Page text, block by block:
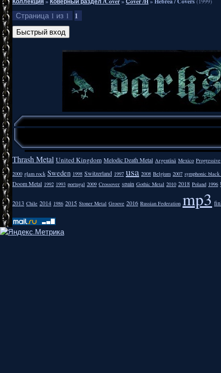
Страница 1 из 1 1
Thrash Metal United Kingdom Melodic Death Metal Argentīnā Mexico Progressive
2000 glam rock Sweden 1998 Switzerland 1997 usa 2008 Belgium 2007 symphonic
Doom Metal 1992 1993 portugal 2009 Crossover spain Gothic Metal 2010 2018 Poland 1996
2013 Chile 2014 1986 2015 Stoner Metal Groove 2016 Russian Federation mp3